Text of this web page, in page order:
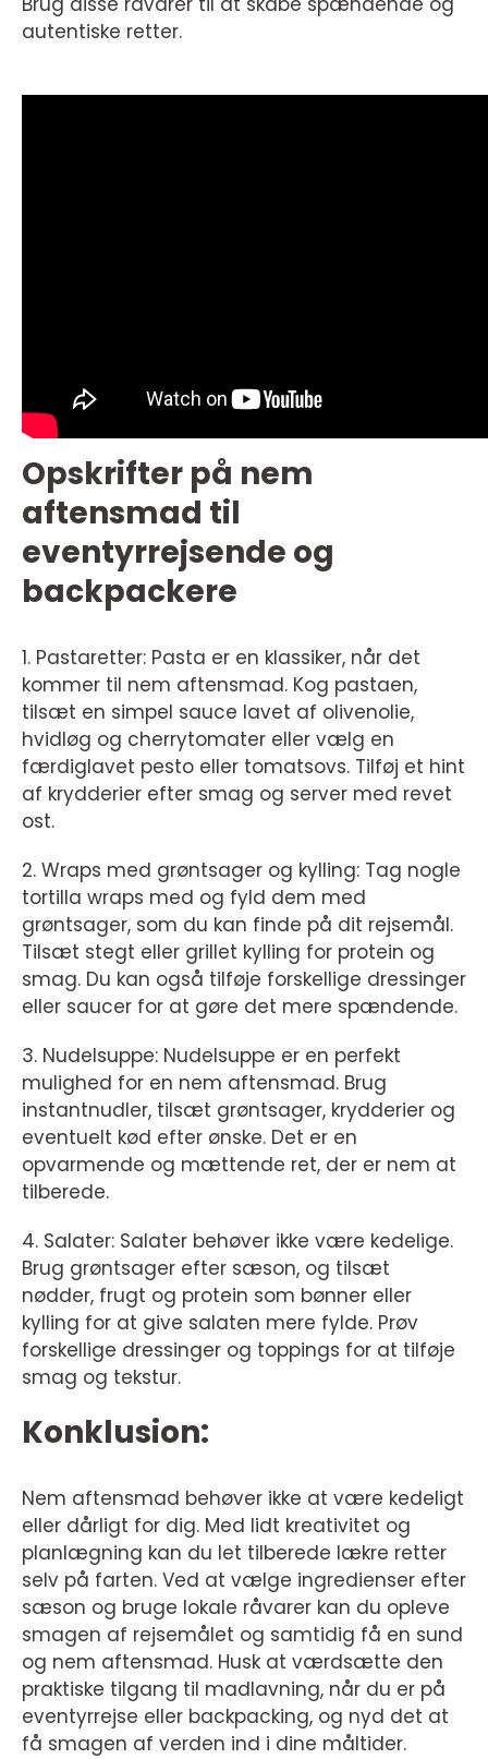
autentiske retter.
Opskrifter på nem
aftensmad til
eventyrrejsende og
backpackere
1. Pastaretter: Pasta er en klassiker, når det
kommer til nem aftensmad. Kog pastaen,
tilsæt en simpel sauce lavet af olivenolie,
hvidløg og cherrytomater eller vælg en
færdiglavet pesto eller tomatsovs. Tilføj et hint
af krydderier efter smag og server med revet
ost.
2. Wraps med grøntsager og kylling: Tag nogle
tortilla wraps med og fyld dem med
grøntsager, som du kan finde på dit rejsemål.
Tilsæt stegt eller grillet kylling for protein og
smag. Du kan også tilføje forskellige dressinger
eller saucer for at gøre det mere spændende.
3. Nudelsuppe: Nudelsuppe er en perfekt
mulighed for en nem aftensmad. Brug
instantnudler, tilsæt grøntsager, krydderier og
eventuelt kød efter ønske. Det er en
opvarmende og mættende ret, der er nem at
tilberede.
4. Salater: Salater behøver ikke være kedelige.
Brug grøntsager efter sæson, og tilsæt
nødder, frugt og protein som bønner eller
kylling for at give salaten mere fylde. Prøv
forskellige dressinger og toppings for at tilføje
smag og tekstur.
Konklusion:
Nem aftensmad behøver ikke at være kedeligt
eller dårligt for dig. Med lidt kreativitet og
planlægning kan du let tilberede lækre retter
selv på farten. Ved at vælge ingredienser efter
sæson og bruge lokale råvarer kan du opleve
smagen af rejsemålet og samtidig få en sund
og nem aftensmad. Husk at værdsætte den
praktiske tilgang til madlavning, når du er på
eventyrrejse eller backpacking, og nyd det at
få smagen af verden ind i dine måltider.